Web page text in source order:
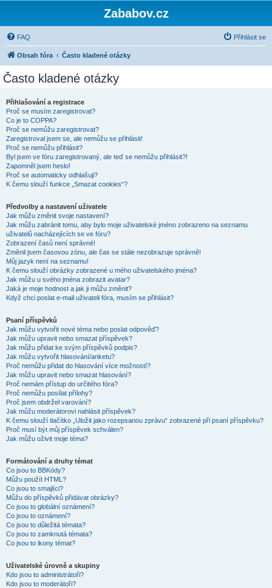
Zababov.cz
FAQ Přihlásit se
Obsah fóra Často kladené otázky
Často kladené otázky
Přihlašování a registrace
Proč se musím zaregistrovat?
Co je to COPPA?
Proč se nemůžu zaregistrovat?
Zaregistroval jsem se, ale nemůžu se přihlásit!
Proč se nemůžu přihlásit?
Byl jsem ve fóru zaregistrovaný, ale teď se nemůžu přihlásit?!
Zapomněl jsem heslo!
Proč se automaticky odhlašuji?
K čemu slouží funkce „Smazat cookies“?
Předvolby a nastavení uživatele
Jak můžu změnit svoje nastavení?
Jak můžu zabránit tomu, aby bylo moje uživatelské jméno zobrazeno na seznamu
uživatelů nacházejících se ve fóru?
Zobrazení časů není správné!
Změnil jsem časovou zónu, ale čas se stále nezobrazuje správně!
Můj jazyk není na seznamu!
K čemu slouží obrázky zobrazené u mého uživatelského jména?
Jak můžu u svého jména zobrazit avatar?
Jaká je moje hodnost a jak ji můžu změnit?
Když chci poslat e-mail uživateli fóra, musím se přihlásit?
Psaní příspěvků
Jak můžu vytvořit nové téma nebo poslat odpověď?
Jak můžu upravit nebo smazat příspěvek?
Jak můžu přidat ke svým příspěvků podpis?
Jak můžu vytvořit hlasování/anketu?
Proč nemůžu přidat do hlasování více možností?
Jak můžu upravit nebo smazat hlasování?
Proč nemám přístup do určitého fóra?
Proč nemůžu posílat přílohy?
Proč jsem obdržel varování?
Jak můžu moderátorovi nahlásit příspěvek?
K čemu slouží tlačítko „Uložit jako rozepsanou zprávu“ zobrazené při psaní příspěvku?
Proč musí být můj příspěvek schválen?
Jak můžu oživit moje téma?
Formátování a druhy témat
Co jsou to BBKódy?
Můžu použít HTML?
Co jsou to smajlíci?
Můžu do příspěvků přidávat obrázky?
Co jsou to globální oznámení?
Co jsou to oznámení?
Co jsou to důležitá témata?
Co jsou to zamknutá témata?
Co jsou to ikony témat?
Uživatelské úrovně a skupiny
Kdo jsou to administrátoři?
Kdo jsou to moderátoři?